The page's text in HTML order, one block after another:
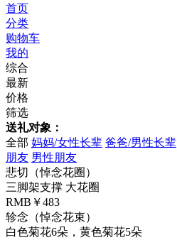
首页
分类
购物车
我的
综合
最新
价格
筛选
送礼对象：
全部 妈妈/女性长辈 爸爸/男性长辈
朋友 男性朋友
悲切（悼念花圈）
三脚架支撑 大花圈
RMB￥483
轸念（悼念花束）
白色菊花6朵，黄色菊花5朵